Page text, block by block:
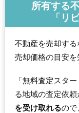
所有する
「リ
不動産を売却す
売却価格の目安を
「無料査定スタ
る地域の査定依頼
を受け取れるので